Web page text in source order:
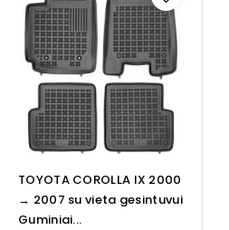
TOYOTA COROLLA IX 2000
→ 2007 su vieta gesintuvui
Guminiai...